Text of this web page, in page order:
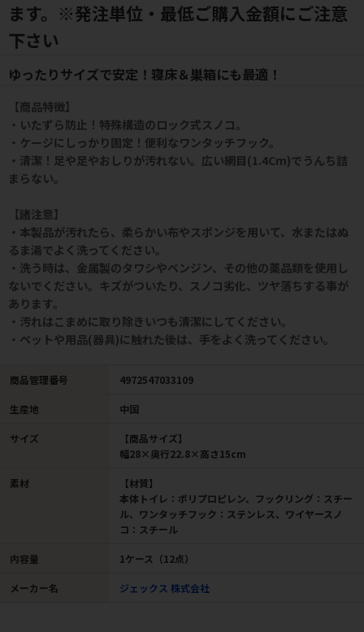
ます。※発注単位・最低ご購入金額にご注意
下さい
ゆったりサイズで安定！寝床＆巣箱にも最適！
【商品特徴】
・いたずら防止！特殊構造のロック式スノコ。
・ケージにしっかり固定！便利なワンタッチフック。
・清潔！足や足やおしりが汚れない。広い網目(1.4Cm)でうんち詰
まらない。
【諸注意】
・本製品が汚れたら、柔らかい布やスポンジを用いて、水またはぬ
るま湯でよく洗ってください。
・洗う時は、金属製のタワシやベンジン、その他の薬品類を使用し
ないでください。キズがついたり、スノコ劣化、ツヤ落ちする事が
あります。
・汚れはこまめに取り除きいつも清潔にしてください。
・ペットや用品(器具)に触れた後は、手をよく洗ってください。
商品管理番号 4972547033109
生産地 中国
サイズ
【商品サイズ】
幅28×奥行22.8×高さ15cm
素材
【材質】
本体トイレ：ポリプロピレン、フックリング：スチー
ル、ワンタッチフック：ステンレス、ワイヤースノ
コ：スチール
内容量 1ケース（12点）
メーカー名 ジェックス 株式会社